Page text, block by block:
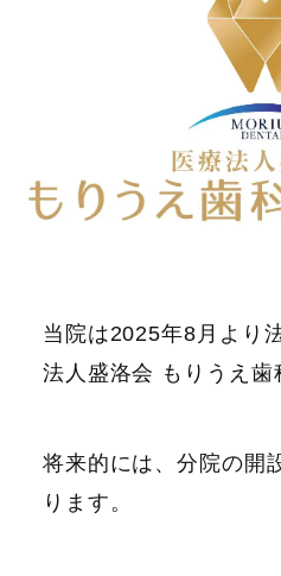
当院は2025年8月より
法人盛洛会 もりうえ歯
将来的には、分院の開
ります。